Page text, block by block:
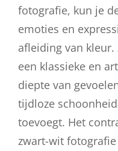
fotografie, kun je
emoties en
afleiding van
een klassieke en
diepte van
tijdloze
toevoegt. Het
zwart-wit